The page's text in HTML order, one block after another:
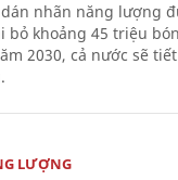
nhãn năng lượng
bỏ khoảng 45 triệu
2030, cả nước sẽ
LƯỢNG